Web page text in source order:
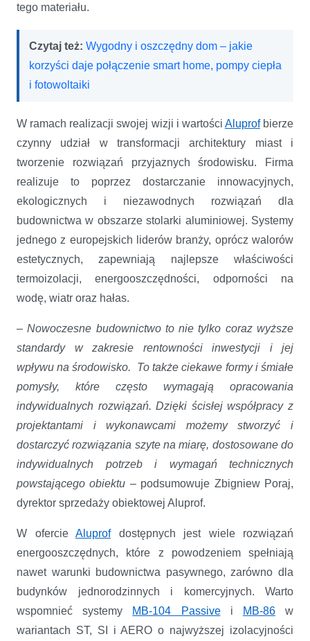
tego materiału.
Czytaj też: Wygodny i oszczędny dom – jakie
korzyści daje połączenie smart home, pompy ciepła
i fotowoltaiki
W ramach realizacji swojej wizji i wartości Aluprofbierze
czynny udział w transformacji architektury miast i
tworzenie rozwiązań przyjaznych środowisku. Firma
realizuje to poprzez dostarczanie innowacyjnych,
ekologicznych i niezawodnych rozwiązań dla
budownictwa w obszarze stolarki aluminiowej. Systemy
jednego z europejskich liderów branży, oprócz walorów
estetycznych, zapewniają najlepsze właściwości
termoizolacji, energooszczędności, odporności na
wodę, wiatr oraz hałas.
– Nowoczesne budownictwo to nie tylko coraz wyższe
standardy w zakresie rentowności inwestycji i jej
wpływu na środowisko. To także ciekawe formy i śmiałe
pomysły, które często wymagają opracowania
indywidualnych rozwiązań. Dzięki ścisłej współpracy z
projektantami i wykonawcami możemy stworzyć i
dostarczyć rozwiązania szyte na miarę, dostosowane do
indywidualnych potrzeb i wymagań technicznych
powstającego obiektu – podsumowuje Zbigniew Poraj,
dyrektor sprzedaży obiektowej Aluprof.
W ofercie Aluprofdostępnych jest wiele rozwiązań
energooszczędnych, które z powodzeniem spełniają
nawet warunki budownictwa pasywnego, zarówno dla
budynków jednorodzinnych i komercyjnych. Warto
wspomnieć systemy MB-104 Passivei MB-86w
wariantach ST, SI i AERO o najwyższej izolacyjności